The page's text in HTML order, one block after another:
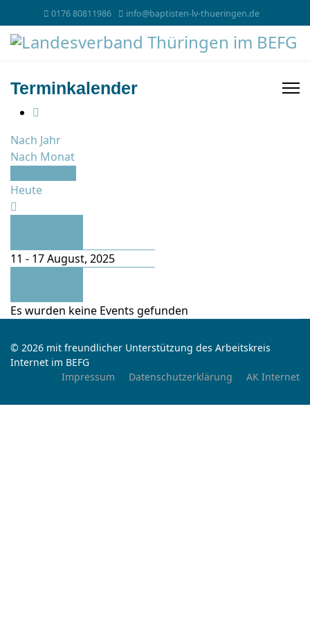
0176 80811986 info@baptisten-lv-thueringen.de
Terminkalender
Nach Jahr
Nach Monat
Heute
11 - 17 August, 2025
Es wurden keine Events gefunden
© 2026 mit freundlicher Unterstützung des Arbeitskreis
Internet im BEFG
Impressum
Datenschutzerklärung AK Internet